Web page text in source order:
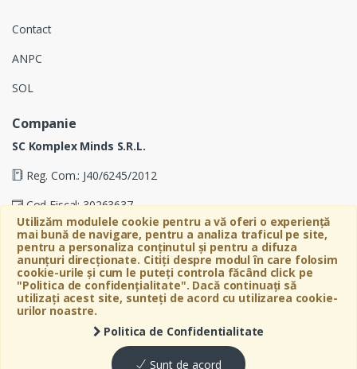
Utilizăm modulele cookie pentru a vă oferi o experiență
mai bună de navigare, pentru a analiza traficul pe site,
pentru a personaliza conținutul și pentru a difuza
anunțuri direcționate. Citiți despre modul în care folosim
cookie-urile și cum le puteți controla făcând click pe
"Politica de confidențialitate". Dacă continuați să
utilizați acest site, sunteți de acord cu utilizarea cookie-
urilor noastre.
Politica de Confidentialitate
Sunt de acord
Contact
ANPC
SOL
Companie
SC Komplex Minds S.R.L.
Reg. Com.: J40/6245/2012
Cod Fiscal: 30263637
Soseaua Virtutii 19D, Etaj 4, Biroul A, Sector 6, Bucuresti
- All Rights Reserved